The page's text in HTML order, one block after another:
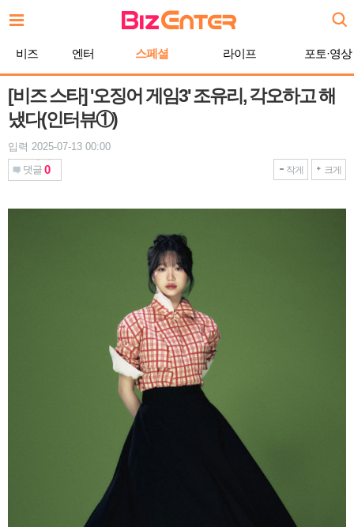
문
기
비즈 엔터 스페셜 라이프 포토·영상
[비즈 스타] '오징어 게임3' 조유리, 각오하고 해
냈다(인터뷰①)
입력 2025-07-13 00:00
댓글 0 작게 크게